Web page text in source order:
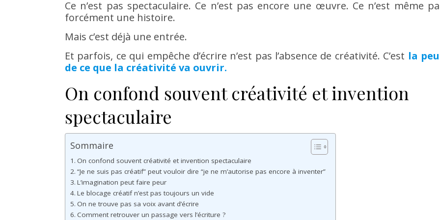
Ce n’est pas spectaculaire. Ce n’est pas encore une œuvre. Ce n’est même
forcément une histoire.
Mais c’est déjà une entrée.
Et parfois, ce qui empêche d’écrire n’est pas l’absence de créativité. C’est la
de ce que la créativité va ouvrir.
On confond souvent créativité et invention
spectaculaire
Sommaire
On confond souvent créativité et invention spectaculaire
“Je ne suis pas créatif” peut vouloir dire “je ne m’autorise pas encore à inventer”
L’imagination peut faire peur
Le blocage créatif n’est pas toujours un vide
On ne trouve pas sa voix avant d’écrire
Comment retrouver un passage vers l’écriture ?